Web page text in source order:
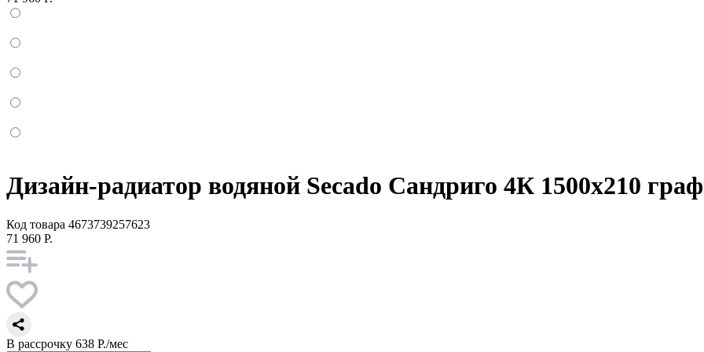
Дизайн-радиатор водяной Secado Сандриго 4К 1500x210
Код товара 4673739257623
71 960 Р.
В рассрочку 638 Р./мес